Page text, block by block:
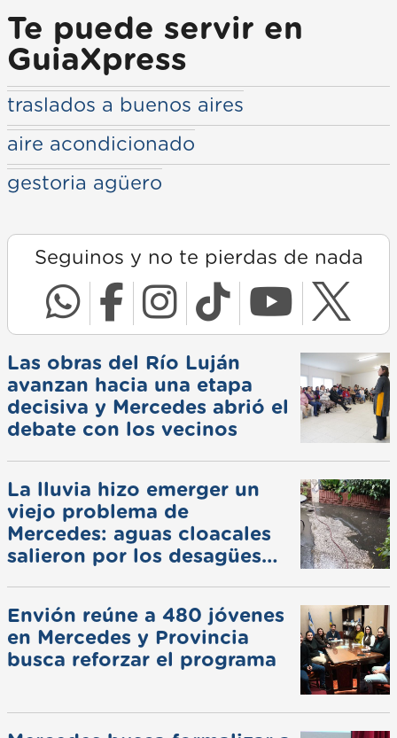
Te puede servir en
GuiaXpress
traslados a buenos aires
aire acondicionado
gestoria agüero
Seguinos y no te pierdas de nada
Las obras del Río Luján
avanzan hacia una etapa
decisiva y Mercedes abrió el
debate con los vecinos
La lluvia hizo emerger un
viejo problema de
Mercedes: aguas cloacales
salieron por los desagües
Envión reúne a 480 jóvenes
en Mercedes y Provincia
busca reforzar el programa